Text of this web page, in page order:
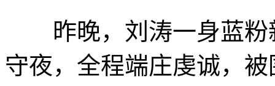
昨晚，刘涛一身蓝粉
守夜，全程端庄虔诚，